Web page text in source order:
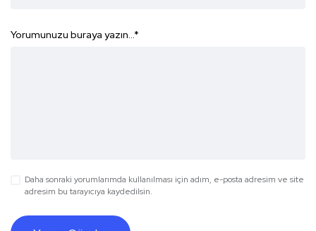
Yorumunuzu buraya yazın...*
Daha sonraki yorumlarımda kullanılması için adım, e-posta adresim ve site
adresim bu tarayıcıya kaydedilsin.